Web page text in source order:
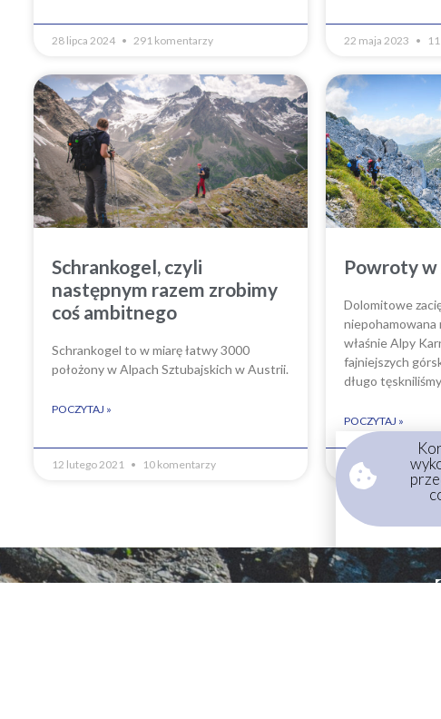
28 lipca 2024 291 komentarzy 22 maja 2023
Schrankogel, czyli
następnym razem zrobimy
coś ambitnego
Schrankogel to w miarę łatwy 3000
położony w Alpach Sztubajskich w Austrii.
POCZYTAJ »
12 lutego 2021 10 komentarzy
Powroty
Dolomitowe
niepohamowana
właśnie Alpy
fajniejszych
długo
POCZYTAJ »
13 września 2020